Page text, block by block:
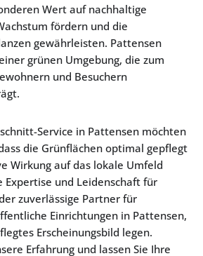
Wert auf nachhaltige
fördern und die
gewährleisten. Pattensen
grünen Umgebung, die zum
und Besuchern
Service in Pattensen möchten
die Grünflächen optimal gepflegt
Wirkung auf das lokale Umfeld
Expertise und Leidenschaft für
zuverlässige Partner für
Einrichtungen in Pattensen,
Erscheinungsbild legen.
Erfahrung und lassen Sie Ihre